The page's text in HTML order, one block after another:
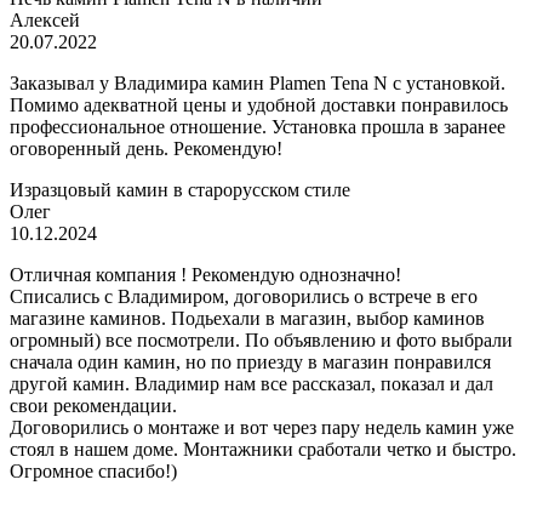
Алексей
20.07.2022
Заказывал у Владимира камин Plamen Tena N с установкой.
Помимо адекватной цены и удобной доставки понравилось
профессиональное отношение. Установка прошла в заранее
оговоренный день. Рекомендую!
Изразцовый камин в старорусском стиле
Олег
10.12.2024
Отличная компания ! Рекомендую однозначно!
Списались с Владимиром, договорились о встрече в его
магазине каминов. Подьехали в магазин, выбор каминов
огромный) все посмотрели. По объявлению и фото выбрали
сначала один камин, но по приезду в магазин понравился
другой камин. Владимир нам все рассказал, показал и дал
свои рекомендации.
Договорились о монтаже и вот через пару недель камин уже
стоял в нашем доме. Монтажники сработали четко и быстро.
Огромное спасибо!)